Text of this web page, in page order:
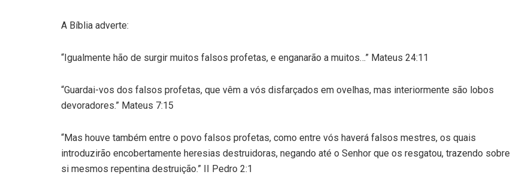
A Bíblia adverte:
“Igualmente hão de surgir muitos falsos profetas, e enganarão a muitos…” Mateus 24:11
“Guardai-vos dos falsos profetas, que vêm a vós disfarçados em ovelhas, mas interiormente são lobos
devoradores.” Mateus 7:15
“Mas houve também entre o povo falsos profetas, como entre vós haverá falsos mestres, os quais
introduzirão encobertamente heresias destruidoras, negando até o Senhor que os resgatou, trazendo sobre
si mesmos repentina destruição.” II Pedro 2:1